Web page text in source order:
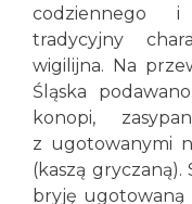
codziennego i
tradycyjny
wigilijna. Na
Śląska
konopi,
z ugotowanymi
(kaszą
bryję